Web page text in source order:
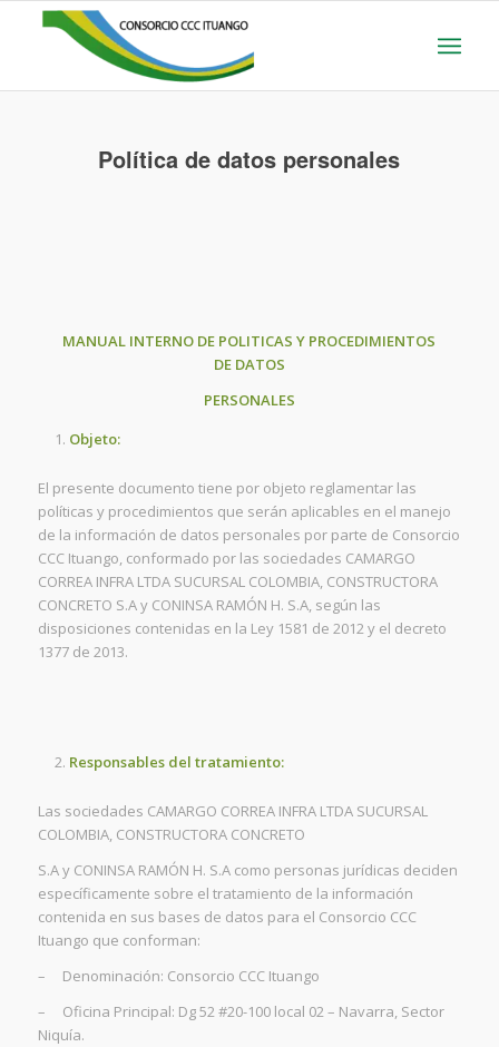
Política de datos personales
MANUAL INTERNO DE POLITICAS Y PROCEDIMIENTOS
DE DATOS
PERSONALES
Objeto:
El presente documento tiene por objeto reglamentar las
políticas y procedimientos que serán aplicables en el manejo
de la información de datos personales por parte de Consorcio
CCC Ituango, conformado por las sociedades CAMARGO
CORREA INFRA LTDA SUCURSAL COLOMBIA, CONSTRUCTORA
CONCRETO S.A y CONINSA RAMÓN H. S.A, según las
disposiciones contenidas en la Ley 1581 de 2012 y el decreto
1377 de 2013.
Responsables del tratamiento:
Las sociedades CAMARGO CORREA INFRA LTDA SUCURSAL
COLOMBIA, CONSTRUCTORA CONCRETO
S.A y CONINSA RAMÓN H. S.A como personas jurídicas deciden
específicamente sobre el tratamiento de la información
contenida en sus bases de datos para el Consorcio CCC
Ituango que conforman:
– Denominación: Consorcio CCC Ituango
– Oficina Principal: Dg 52 #20-100 local 02 – Navarra, Sector
Niquía.